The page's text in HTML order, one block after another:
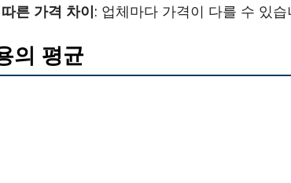
른 가격 차이: 업체마다 가격이 다를 수 있습
의 평균